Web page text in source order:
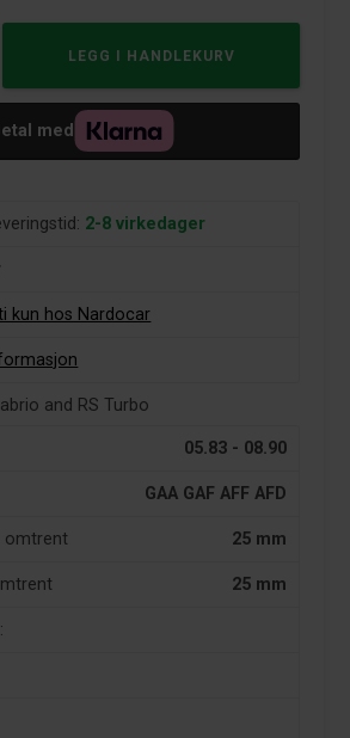
med
2-8 virkedager
kun hos Nardocar
and RS Turbo
05.83 - 08.90
GAA GAF AFF AFD
omtrent 25 mm
25 mm